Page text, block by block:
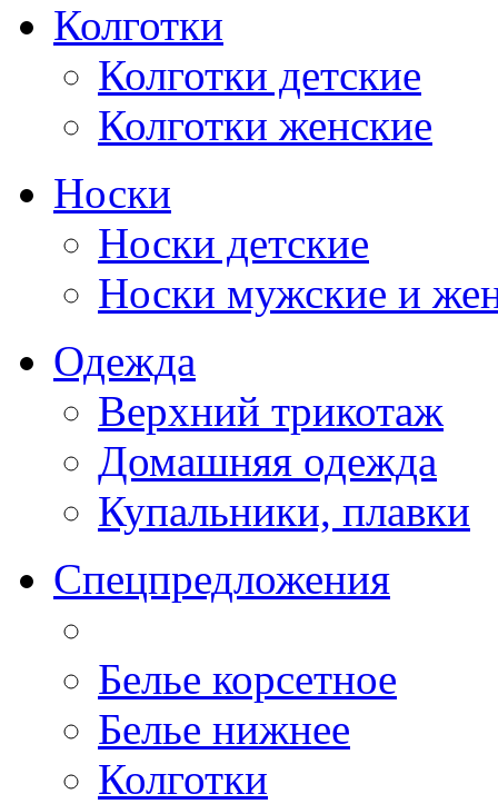
Колготки
Колготки детские
Колготки женские
Носки
Носки детские
Носки мужские и
Одежда
Верхний трикотаж
Домашняя одежда
Купальники, плавки
Спецпредложения
Белье корсетное
Белье нижнее
Колготки